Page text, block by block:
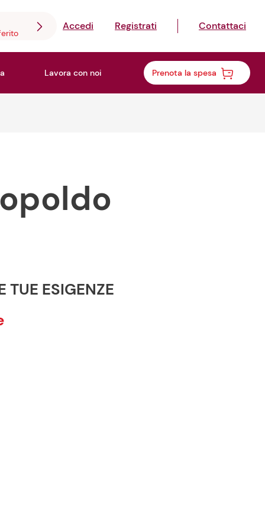
Accedi Registrati Contattaci
Lavora con noi Prenota la spesa
TUE ESIGENZE